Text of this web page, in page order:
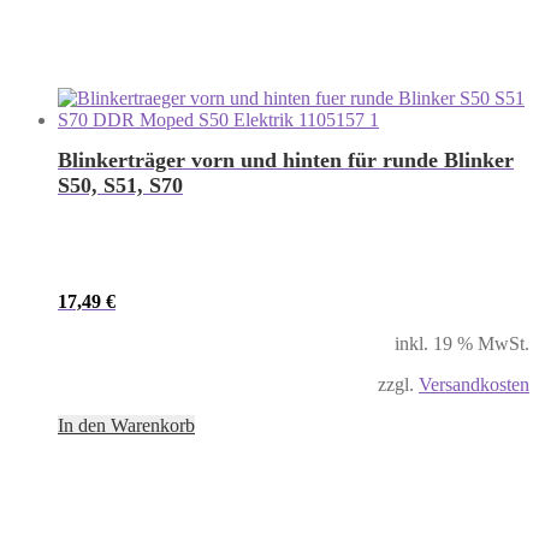
Blinkerträger vorn und hinten für runde Blinker
S50, S51, S70
17,49 €
inkl. 19 % MwSt.
zzgl. Versandkosten
In den Warenkorb